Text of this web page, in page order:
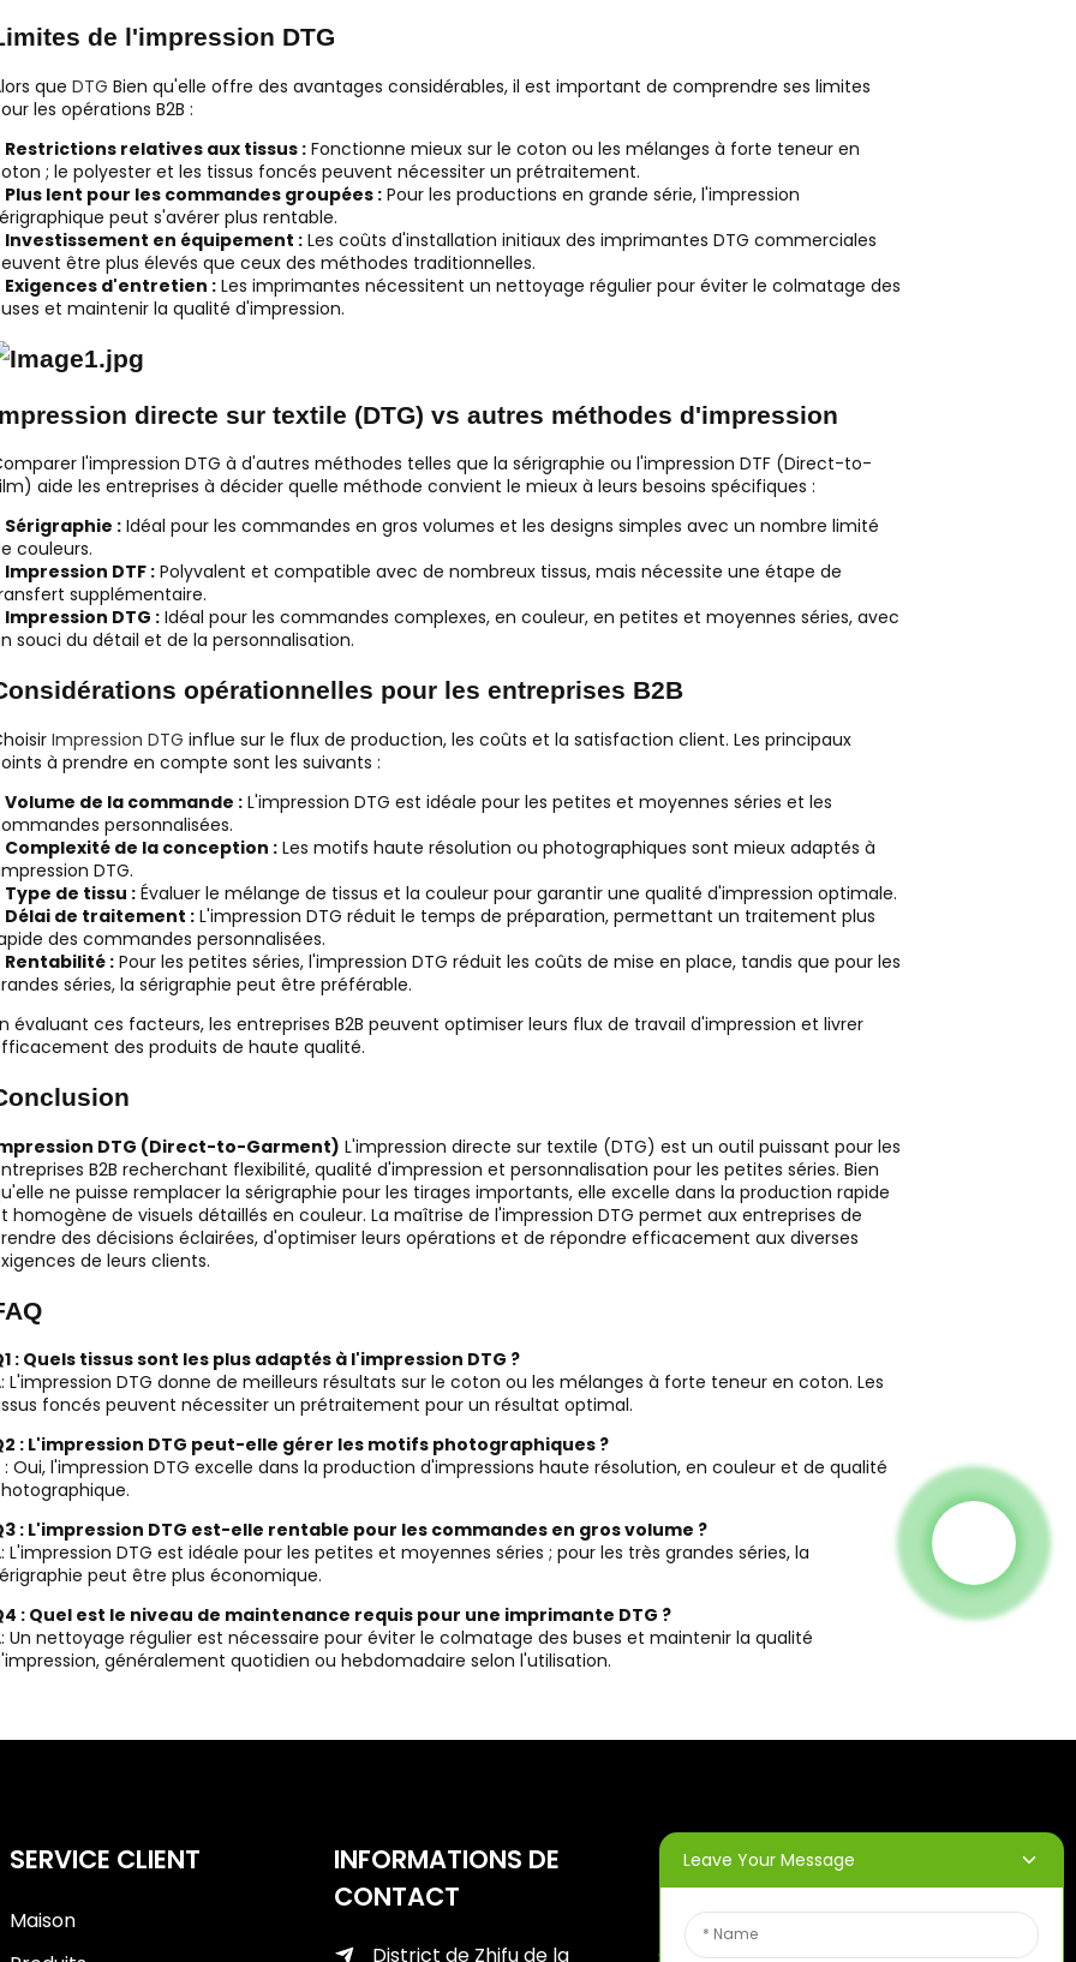
de l'impression DTG
que DTG Bien qu'elle offre des avantages considérables, il est important de comprendre ses limites
les opérations B2B :
Restrictions relatives aux tissus : Fonctionne mieux sur le coton ou les mélanges à forte teneur en
; le polyester et les tissus foncés peuvent nécessiter un prétraitement.
Plus lent pour les commandes groupées : Pour les productions en grande série, l'impression
peut s'avérer plus rentable.
Investissement en équipement : Les coûts d'installation initiaux des imprimantes DTG commerciales
être plus élevés que ceux des méthodes traditionnelles.
Exigences d'entretien : Les imprimantes nécessitent un nettoyage régulier pour éviter le colmatage des
et maintenir la qualité d'impression.
directe sur textile (DTG) vs autres méthodes d'impression
l'impression DTG à d'autres méthodes telles que la sérigraphie ou l'impression DTF (Direct-to-
aide les entreprises à décider quelle méthode convient le mieux à leurs besoins spécifiques :
Sérigraphie : Idéal pour les commandes en gros volumes et les designs simples avec un nombre limité
couleurs.
Impression DTF : Polyvalent et compatible avec de nombreux tissus, mais nécessite une étape de
supplémentaire.
Impression DTG : Idéal pour les commandes complexes, en couleur, en petites et moyennes séries, avec
souci du détail et de la personnalisation.
opérationnelles pour les entreprises B2B
Impression DTG influe sur le flux de production, les coûts et la satisfaction client. Les principaux
à prendre en compte sont les suivants :
Volume de la commande : L'impression DTG est idéale pour les petites et moyennes séries et les
personnalisées.
Complexité de la conception : Les motifs haute résolution ou photographiques sont mieux adaptés à
DTG.
Type de tissu : Évaluer le mélange de tissus et la couleur pour garantir une qualité d'impression optimale.
Délai de traitement : L'impression DTG réduit le temps de préparation, permettant un traitement plus
des commandes personnalisées.
Rentabilité : Pour les petites séries, l'impression DTG réduit les coûts de mise en place, tandis que pour les
séries, la sérigraphie peut être préférable.
évaluant ces facteurs, les entreprises B2B peuvent optimiser leurs flux de travail d'impression et livrer
des produits de haute qualité.
DTG (Direct-to-Garment) L'impression directe sur textile (DTG) est un outil puissant pour les
B2B recherchant flexibilité, qualité d'impression et personnalisation pour les petites séries. Bien
ne puisse remplacer la sérigraphie pour les tirages importants, elle excelle dans la production rapide
homogène de visuels détaillés en couleur. La maîtrise de l'impression DTG permet aux entreprises de
des décisions éclairées, d'optimiser leurs opérations et de répondre efficacement aux diverses
de leurs clients.
: Quels tissus sont les plus adaptés à l'impression DTG ?
L'impression DTG donne de meilleurs résultats sur le coton ou les mélanges à forte teneur en coton. Les
foncés peuvent nécessiter un prétraitement pour un résultat optimal.
: L'impression DTG peut-elle gérer les motifs photographiques ?
: Oui, l'impression DTG excelle dans la production d'impressions haute résolution, en couleur et de qualité
: L'impression DTG est-elle rentable pour les commandes en gros volume ?
L'impression DTG est idéale pour les petites et moyennes séries ; pour les très grandes séries, la
peut être plus économique.
: Quel est le niveau de maintenance requis pour une imprimante DTG ?
Un nettoyage régulier est nécessaire pour éviter le colmatage des buses et maintenir la qualité
généralement quotidien ou hebdomadaire selon l'utilisation.
SERVICE CLIENT
Maison
INFORMATIONS DE
CONTACT
District de Zhifu de la
BULLETINS
D'INFORMATION
Leave Your Message